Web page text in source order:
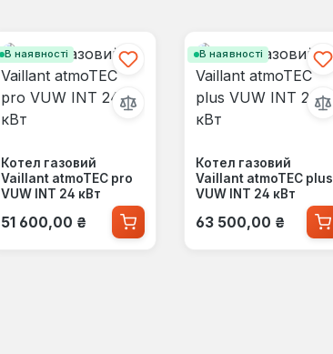
В наявності
Котел газовий
Vaillant atmoTEC pro
VUW INT 24 кВт
Звичайна ціна:
51 600,00 ₴
В наявності
Котел газовий
Vaillant atmoTEC plus
VUW INT 24 кВт
Звичайна ціна:
63 500,00 ₴